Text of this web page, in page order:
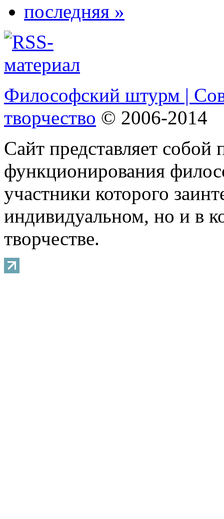
последняя »
Философский штурм |
творчество © 2006-2014
Сайт представляет собой
функционирования
участники которого
индивидуальном, но и в
творчестве.